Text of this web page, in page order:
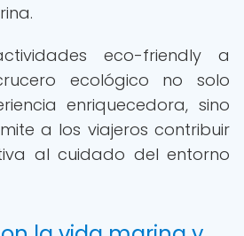
eco-friendly a
ecológico no solo
enriquecedora, sino
a los viajeros contribuir
al cuidado del entorno